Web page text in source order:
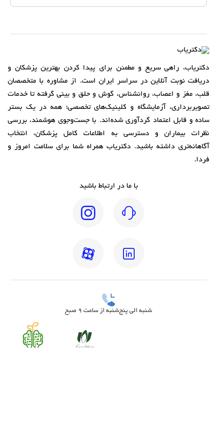
دکتریاب، راهی سریع و مطمئن برای پیدا کردن بهترین پزشکان و
دریافت نوبت آنلاین در سراسر ایران است. از مشاوره با متخصصان
قلب، مغز و اعصاب، روانشناس، گوش و حلق و بینی گرفته تا خدمات
تصویربرداری، آزمایشگاه و کلینیک‌های تخصصی؛ همه در یک بستر
ساده و قابل اعتماد گردآوری شده‌اند. با جست‌وجوی هوشمند، بررسی
نظرات بیماران و دسترسی به اطلاعات کامل پزشکان، انتخاب
آگاهانه‌تری داشته باشید. دکتریاب همراه شما برای سلامت امروز و
فردا.
با ما در ارتباط باشید
شنبه الی پنج‌شنبه از ساعت 9 صبح